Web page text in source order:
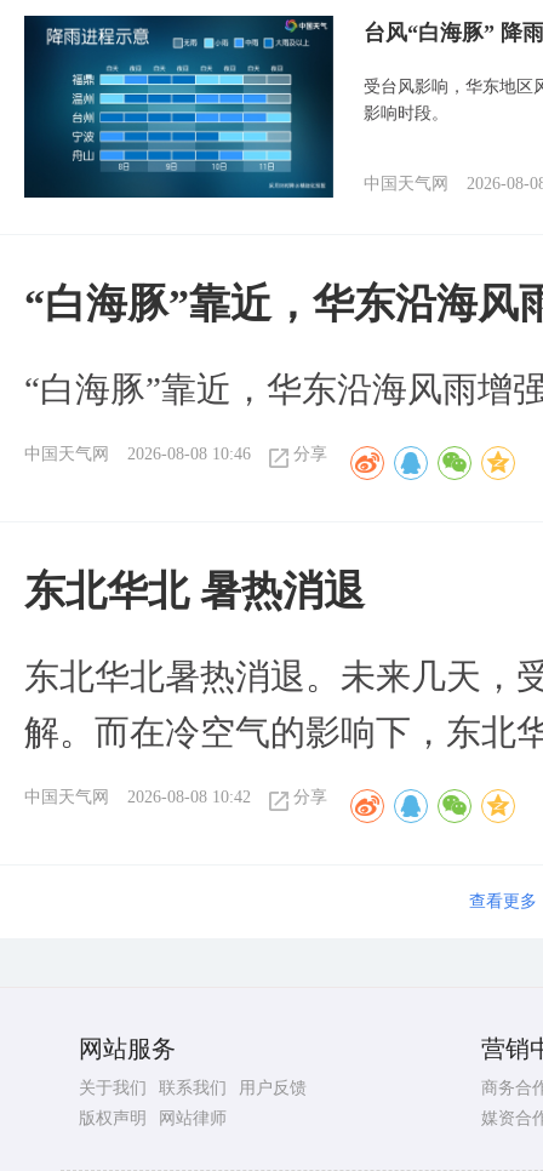
台风“白海豚” 降
受台风影响，华东地区
影响时段。
中国天气网 2026-08-
“白海豚”靠近，华东沿海风
“白海豚”靠近，华东沿海风雨增
中国天气网 2026-08-08 10:46 分享
​东北华北 暑热消退
东北华北暑热消退。未来几天，
解。而在冷空气的影响下，东北
中国天气网 2026-08-08 10:42 分享
查看更多
网站服务
关于我们 联系我们
用户反馈
版权声明
网站律师
营销
商务合
媒资合